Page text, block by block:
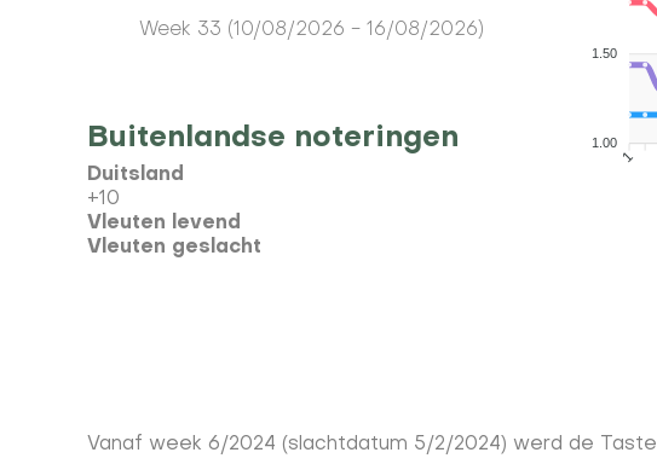
Week 33 (10/08/2026 - 16/08/2026)
Buitenlandse noteringen
Duitsland
+10
Vleuten levend
Vleuten geslacht
1.50
1.00
1
Vanaf week 6/2024 (slachtdatum 5/2/2024) werd de